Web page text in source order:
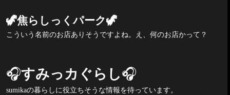
🦖焦らしっくパーク🦖
こういう名前のお店ありそうですよね。え、何のお店かって？
🎧すみっカぐらし🎧
sumikaの暮らしに役立ちそうな情報を待っています。